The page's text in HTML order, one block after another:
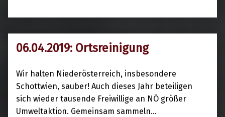
06.04.2019: Ortsreinigung
Wir halten Niederösterreich, insbesondere
Schottwien, sauber! Auch dieses Jahr beteiligen
sich wieder tausende Freiwillige an NÖ größer
Umweltaktion. Gemeinsam sammeln…